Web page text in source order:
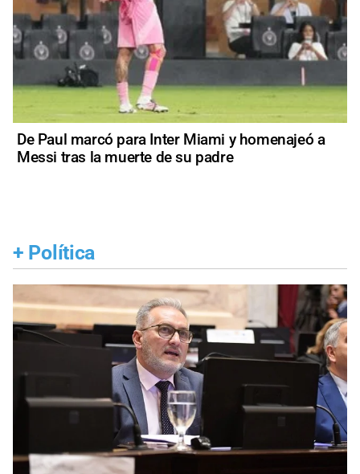
De Paul marcó para Inter Miami y homenajeó a
Messi tras la muerte de su padre
+ Política